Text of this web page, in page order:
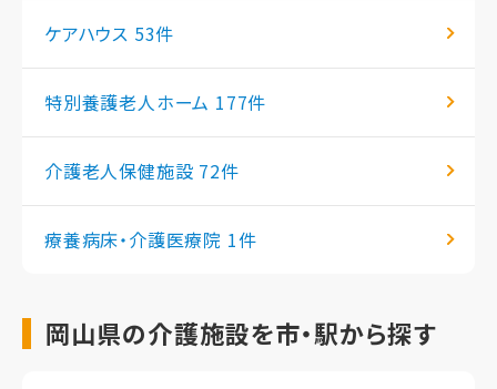
ケアハウス 53件
特別養護老人ホーム 177件
介護老人保健施設 72件
療養病床・介護医療院 1件
岡山県の介護施設を市・駅から探す